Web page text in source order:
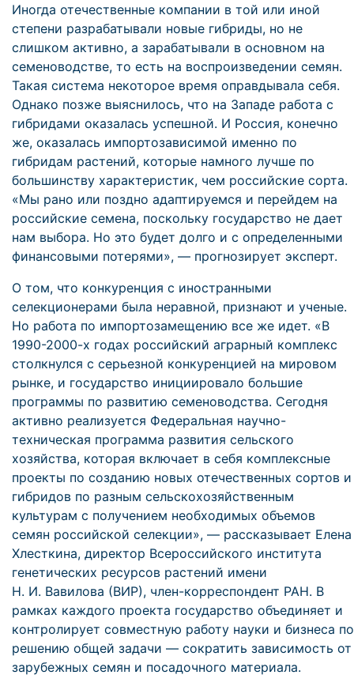
Иногда отечественные компании в той или иной
степени разрабатывали новые гибриды, но не
слишком активно, а зарабатывали в основном на
семеноводстве, то есть на воспроизведении семян.
Такая система некоторое время оправдывала себя.
Однако позже выяснилось, что на Западе работа с
гибридами оказалась успешной. И Россия, конечно
же, оказалась импортозависимой именно по
гибридам растений, которые намного лучше по
большинству характеристик, чем российские сорта.
«Мы рано или поздно адаптируемся и перейдем на
российские семена, поскольку государство не дает
нам выбора. Но это будет долго и с определенными
финансовыми потерями», — прогнозирует эксперт.
О том, что конкуренция с иностранными
селекционерами была неравной, признают и ученые.
Но работа по импортозамещению все же идет. «В
1990-2000-х годах российский аграрный комплекс
столкнулся с серьезной конкуренцией на мировом
рынке, и государство инициировало большие
программы по развитию семеноводства. Сегодня
активно реализуется Федеральная научно-
техническая программа развития сельского
хозяйства, которая включает в себя комплексные
проекты по созданию новых отечественных сортов и
гибридов по разным сельскохозяйственным
культурам с получением необходимых объемов
семян российской селекции», — рассказывает Елена
Хлесткина, директор Всероссийского института
генетических ресурсов растений имени
Н. И. Вавилова (ВИР), член-корреспондент РАН. В
рамках каждого проекта государство объединяет и
контролирует совместную работу науки и бизнеса по
решению общей задачи — сократить зависимость от
зарубежных семян и посадочного материала.